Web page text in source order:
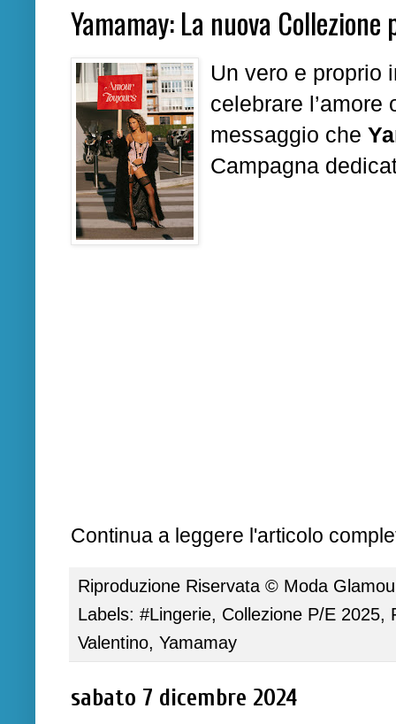
Yamamay: La nuova
Un vero e proprio
celebrare l’amore
messaggio che
Campagna
Continua a leggere l'articolo
Riproduzione Riservata © Moda
Labels: #Lingerie, Collezione P/E 2025,
Valentino, Yamamay
sabato 7 dicembre 2024